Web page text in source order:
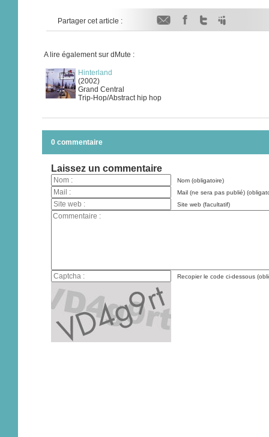
Partager cet article :
A lire également sur dMute :
Hinterland
(2002)
Grand Central
Trip-Hop/Abstract hip hop
0 commentaire
Laissez un commentaire
Nom (obligatoire)
Mail (ne sera pas publié)
Site web (facultatif)
Recopier le code ci-dessous